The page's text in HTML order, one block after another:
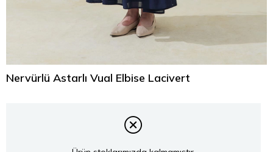
Nervürlü Astarlı Vual Elbise Lacivert